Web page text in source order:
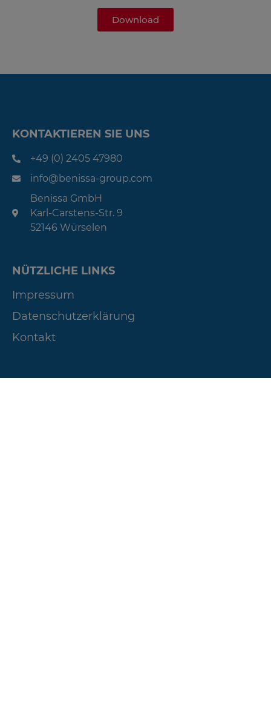
Download
KONTAKTIEREN SIE UNS
+49 (0) 2405 47980
info@benissa-group.com
Benissa GmbH
Karl-Carstens-Str. 9
52146 Würselen
NÜTZLICHE LINKS
Impressum
Datenschutzerklärung
Kontakt